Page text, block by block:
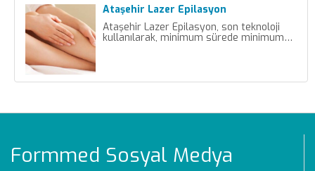
Ataşehir Lazer Epilasyon
Ataşehir Lazer Epilasyon, son teknoloji
kullanılarak, minimum sürede minimum…
Formmed Sosyal Medya